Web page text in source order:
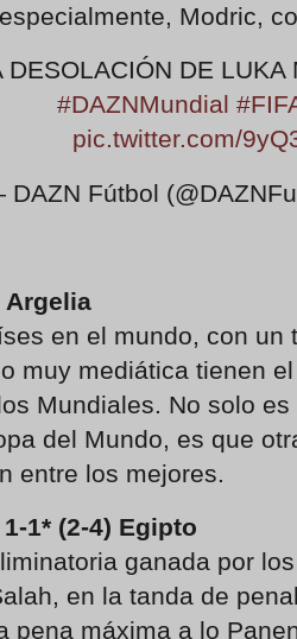
Modric,
DESOLACIÓN DE
#DAZNMundial
pic.twitter.com/
Fútbol
Argelia
en el mundo, con un
muy mediática tienen
Mundiales. No solo
del Mundo, es que
entre los mejores.
1-1* (2-4) Egipto
ganada por
en la tanda de
pena máxima a lo